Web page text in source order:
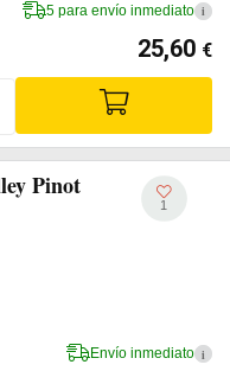
5 para envío inmediato i
25,60 €
Pinot
1
Envío inmediato i